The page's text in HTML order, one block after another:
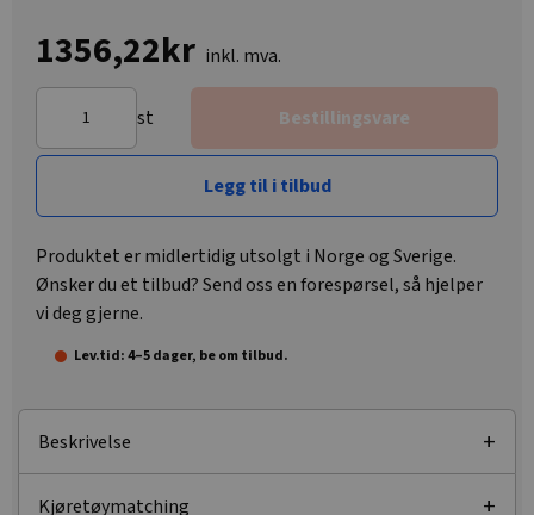
1356,22kr inkl. mva.
st Bestillingsvare
Legg til i tilbud
Produktet er midlertidig utsolgt i Norge og Sverige.
Ønsker du et tilbud? Send oss en forespørsel, så hjelper
vi deg gjerne.
Lev.tid: 4–5 dager, be om tilbud.
Beskrivelse
Kjøretøymatching